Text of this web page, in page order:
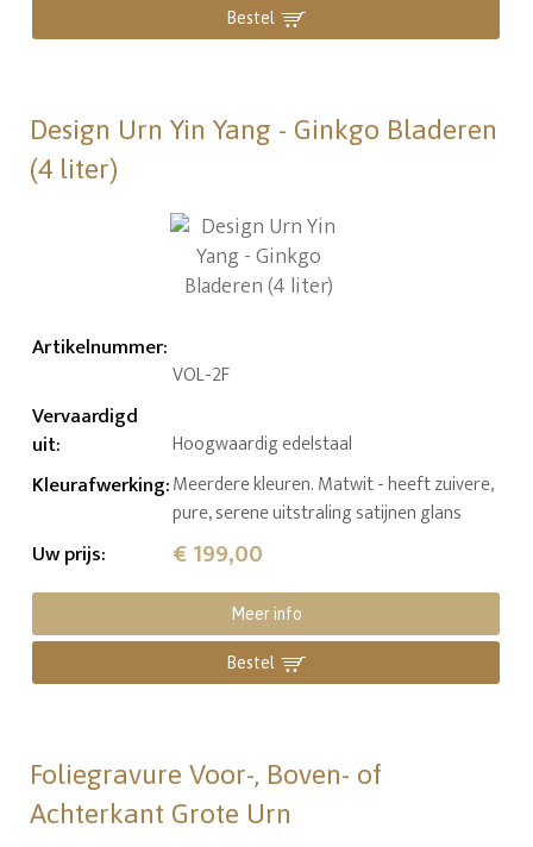
Bestel
Design Urn Yin Yang - Ginkgo Bladeren
(4 liter)
Artikelnummer:
VOL-2F
Vervaardigd
uit: Hoogwaardig edelstaal
Kleurafwerking:Meerdere kleuren. Matwit - heeft zuivere,
pure, serene uitstraling satijnen glans
Uw prijs: € 199,00
Meer info
Bestel
Foliegravure Voor-, Boven- of
Achterkant Grote Urn